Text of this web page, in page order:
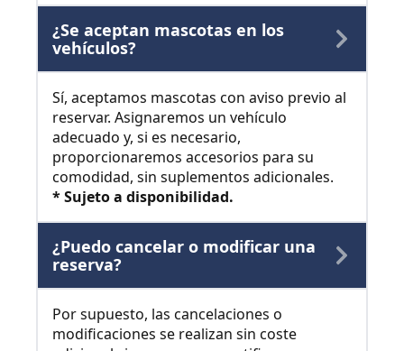
¿Se aceptan mascotas en los
vehículos?
Sí, aceptamos mascotas con aviso previo al
reservar. Asignaremos un vehículo
adecuado y, si es necesario,
proporcionaremos accesorios para su
comodidad, sin suplementos adicionales.
* Sujeto a disponibilidad.
¿Puedo cancelar o modificar una
reserva?
Por supuesto, las cancelaciones o
modificaciones se realizan sin coste